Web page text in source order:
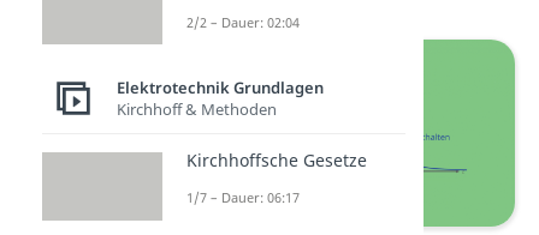
2/2 – Dauer: 02:04
Elektrotechnik Grundlagen
Kirchhoff & Methoden
Kirchhoffsche Gesetze
1/7 – Dauer: 06:17